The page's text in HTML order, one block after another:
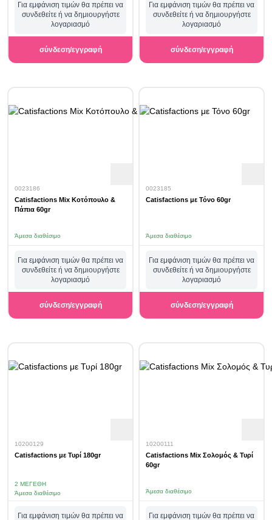
Για εμφάνιση τιμών θα πρέπει να
συνδεθείτε ή να δημιουργήστε
λογαριασμό
σύνδεση/εγγραφή
Για εμφάνιση τιμών θα πρέπει να
συνδεθείτε ή να δημιουργήστε
λογαριασμό
σύνδεση/εγγραφή
0023186
Catisfactions Mix Κοτόπουλο &
Πάπια 60gr
Άμεσα διαθέσιμο
Για εμφάνιση τιμών θα πρέπει να
συνδεθείτε ή να δημιουργήστε
λογαριασμό
σύνδεση/εγγραφή
0023185
Catisfactions με Τόνο 60gr
Άμεσα διαθέσιμο
Για εμφάνιση τιμών θα πρέπει να
συνδεθείτε ή να δημιουργήστε
λογαριασμό
σύνδεση/εγγραφή
10200129
Catisfactions με Τυρί 180gr
2 ΜΕΓΈΘΗ
Άμεσα διαθέσιμο
Για εμφάνιση τιμών θα πρέπει να
10200111
Catisfactions Mix Σολομός & Τυρί
60gr
Άμεσα διαθέσιμο
Για εμφάνιση τιμών θα πρέπει να